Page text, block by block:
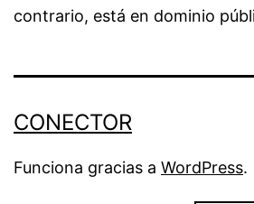
contrario, está en dominio
CONECTOR
Funciona gracias a WordPress.